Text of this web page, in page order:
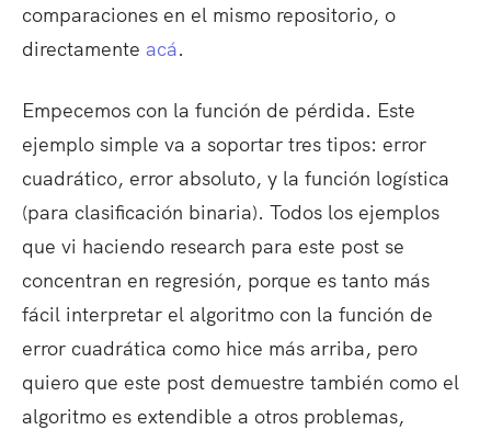
comparaciones en el mismo repositorio, o
directamente acá.
Empecemos con la función de pérdida. Este
ejemplo simple va a soportar tres tipos: error
cuadrático, error absoluto, y la función logística
(para clasificación binaria). Todos los ejemplos
que vi haciendo research para este post se
concentran en regresión, porque es tanto más
fácil interpretar el algoritmo con la función de
error cuadrática como hice más arriba, pero
quiero que este post demuestre también como el
algoritmo es extendible a otros problemas,